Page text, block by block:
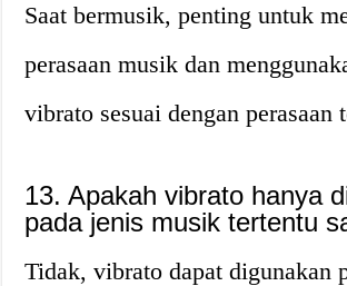
Saat bermusik, penting untuk
perasaan musik dan
vibrato sesuai dengan perasaan
13. Apakah vibrato hanya
pada jenis musik tertentu
Tidak, vibrato dapat digunakan